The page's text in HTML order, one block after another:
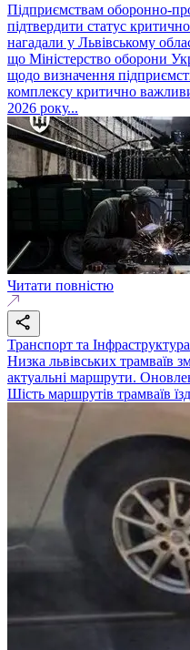
Підприємствам оборонно-
підтвердити статус
нагадали у Львівському
що Міністерство оборони
щодо визначення
комплексу критично
2026 року...
Читати повністю
Транспорт та Інфраструктура
Низка львівських трамваїв
актуальні маршрути.
Шість маршрутів трамваїв